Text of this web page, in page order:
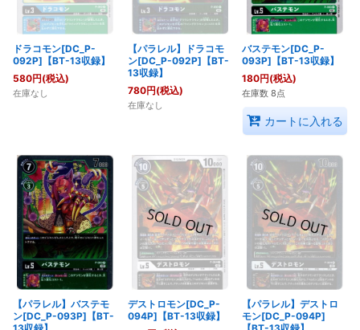
ドラコモン[DC_P-
092P]【BT-13収録】
580円(税込)
在庫なし
【パラレル】ドラコモ
ン[DC_P-092P]【BT-
13収録】
780円(税込)
在庫なし
バステモン[DC_P-
093P]【BT-13収録】
180円(税込)
在庫数 8点
カートに入れる
【パラレル】バステモ
ン[DC_P-093P]【BT-
デストロモン[DC_P-
094P]【BT-13収録】
【パラレル】デストロ
モン[DC_P-094P]